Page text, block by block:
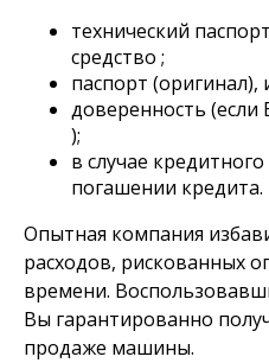
технический
средство ;
паспорт
доверенность
);
в случае
погашении кредита.
Опытная компания
расходов, рискованных
времени.
Вы гарантированно
продаже машины.